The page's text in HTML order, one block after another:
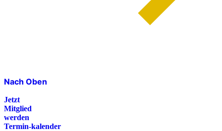
Nach Oben
Jetzt
Mitglied
werden
Termin-kalender